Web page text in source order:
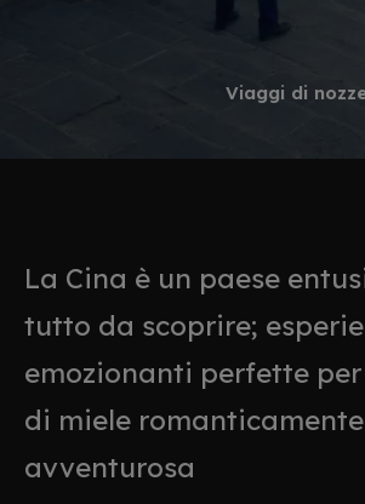
Viaggi di
La Cina è un paese
tutto da scoprire;
emozionanti perfette
di miele romanticamente
avventurosa